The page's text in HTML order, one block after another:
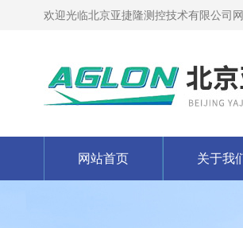
欢迎光临北京亚捷隆测控技术有限公司网
网站首页 关于我